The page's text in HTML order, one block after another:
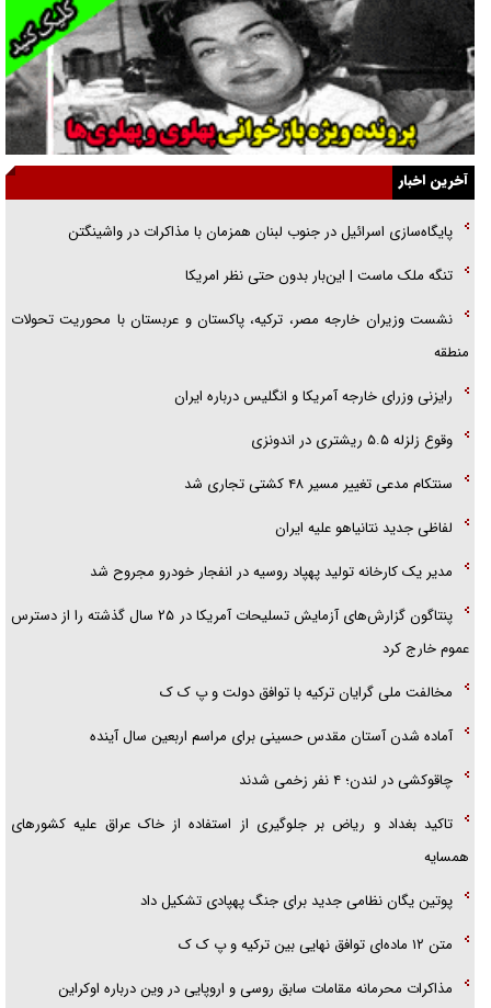
گفت‌وگو با خواهر یکی از شهدای جنگ رمضان/ خواهرم فرمانده جهادی و
اهل خدمت بی‌منت بود
جزئیات شکنجه‌هایم فراتر از آن است که در بیان بگنجد!
پلیس
آخرین اخبار
پایگاه‌سازی اسرائیل در جنوب لبنان همزمان با مذاکرات در واشینگتن
تنگه ملک ماست | این‌بار بدون حتی نظر امریکا
نشست وزیران خارجه مصر، ترکیه، پاکستان و عربستان با محوریت تحولات
منطقه
رایزنی وزرای خارجه آمریکا و انگلیس درباره ایران
وقوع زلزله ۵.۵ ریشتری در اندونزی
سنتکام مدعی تغییر مسیر ۴۸ کشتی تجاری شد
لفاظی جدید نتانیاهو علیه ایران
مدیر یک کارخانه تولید پهپاد روسیه در انفجار خودرو مجروح شد
پنتاگون گزارش‌های آزمایش تسلیحات آمریکا در ۲۵ سال گذشته را از دسترس
عموم خارج کرد
مخالفت ملی گرایان ترکیه با توافق دولت و پ ک ک
آماده شدن آستان مقدس حسینی برای مراسم اربعین سال آینده
چاقوکشی در لندن؛ ۴ نفر زخمی شدند
تاکید بغداد و ریاض بر جلوگیری از استفاده از خاک عراق علیه کشور‌های
همسایه
پوتین یگان نظامی جدید برای جنگ پهپادی تشکیل داد
متن ۱۲ ماده‌ای توافق نهایی بین ترکیه و پ ک ک
مذاکرات محرمانه مقامات سابق روسی و اروپایی در وین درباره اوکراین